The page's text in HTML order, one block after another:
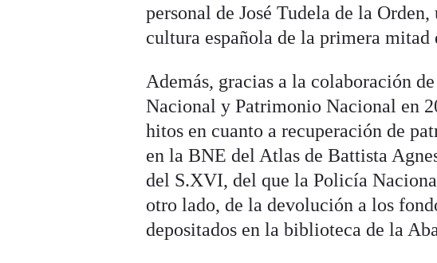
personal de José Tudela de la
cultura española de la primera
Además, gracias a la colaboración
Nacional y Patrimonio Nacional en
hitos en cuanto a recuperación de
en la BNE del Atlas de Battista
del S.XVI, del que la Policía
otro lado, de la devolución a los
depositados en la biblioteca de la